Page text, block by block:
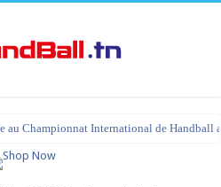
au Championnat International de Handball